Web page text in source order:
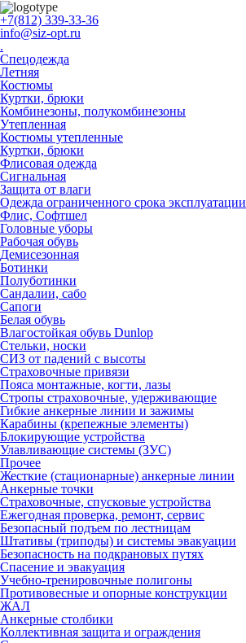
+7(812) 339-33-36
info@siz-opt.ru
.
Спецодежда
Летняя
Костюмы
Куртки, брюки
Комбинезоны, полукомбинезоны
Утепленная
Костюмы утепленные
Куртки, брюки
Флисовая одежда
Сигнальная
Защита от влаги
Одежда ограниченного срока эксплуатации
Флиc, Софтшел
Головные уборы
Рабочая обувь
Демисезонная
Ботинки
Полуботинки
Сандалии, сабо
Сапоги
Белая обувь
Влагостойкая обувь Dunlop
Стельки, носки
СИЗ от падений с высоты
Страховочные привязи
Пояса монтажные, когти, лазы
Стропы страховочные, удерживающие
Гибкие анкерные линии и зажимы
Карабины (крепежные элементы)
Блокирующие устройства
Улавливающие системы (ЗУС)
Прочее
Жесткие (стационарные) анкерные линии
Анкерные точки
Страховочные, спусковые устройства
Ежегодная проверка, ремонт, сервис
Безопасный подъем по лестницам
Штативы (триподы) и системы эвакуации
Безопасность на подкрановых путях
Спасение и эвакуация
Учебно-тренировочные полигоны
Противовесные и опорные конструкции
ЖАЛ
Анкерные столбики
Коллективная защита и ограждения